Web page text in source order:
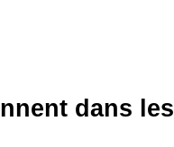
dans les